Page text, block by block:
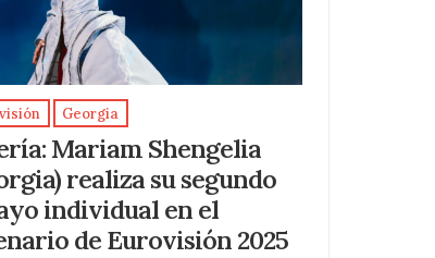
Georgia
Mariam Shengelia
realiza su segundo
individual en el
de Eurovisión 2025